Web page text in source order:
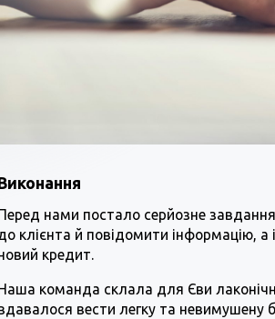
нами постало серйозне
клієнта й повідомити інформацію,
кредит.
команда склала для Єви
вести легку та невимушену